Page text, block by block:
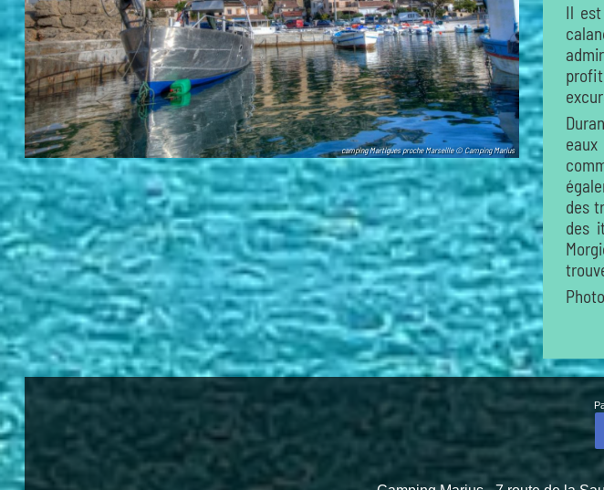
camping Martigues proche Marseille © Camping Marius
Il
des
des